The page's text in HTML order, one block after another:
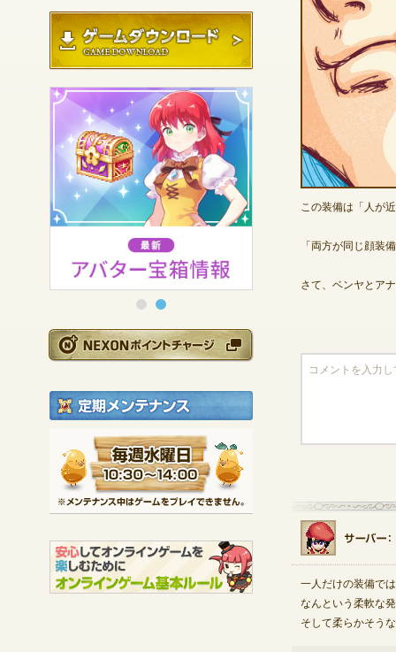
ゲームダウンロード
この装備は「人が
「両方が同じ顔装
さて、ベンヤとア
一人だけの装備で
なんという柔軟な
そして柔らかそう